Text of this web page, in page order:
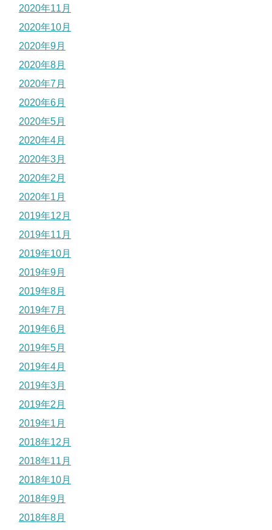
2020年11月
2020年10月
2020年9月
2020年8月
2020年7月
2020年6月
2020年5月
2020年4月
2020年3月
2020年2月
2020年1月
2019年12月
2019年11月
2019年10月
2019年9月
2019年8月
2019年7月
2019年6月
2019年5月
2019年4月
2019年3月
2019年2月
2019年1月
2018年12月
2018年11月
2018年10月
2018年9月
2018年8月